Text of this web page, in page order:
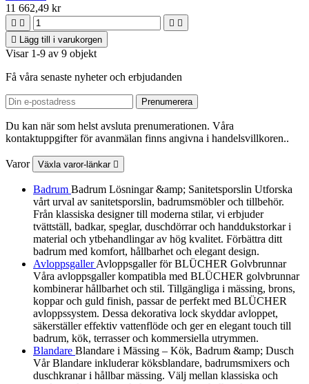
11 662,49 kr
   

Lägg till i varukorgen
Visar 1-9 av 9 objekt
Få våra senaste nyheter och erbjudanden
Du kan när som helst avsluta prenumerationen. Våra
kontaktuppgifter för avanmälan finns angivna i handelsvillkoren..
Varor Växla varor-länkar 
Badrum Badrum Lösningar &amp; Sanitetsporslin Utforska
vårt urval av sanitetsporslin, badrumsmöbler och tillbehör.
Från klassiska designer till moderna stilar, vi erbjuder
tvättställ, badkar, speglar, duschdörrar och handdukstorkar i
material och ytbehandlingar av hög kvalitet. Förbättra ditt
badrum med komfort, hållbarhet och elegant design.
AvloppsgallerAvloppsgaller för BLÜCHER Golvbrunnar
Våra avloppsgaller kompatibla med BLÜCHER golvbrunnar
kombinerar hållbarhet och stil. Tillgängliga i mässing, brons,
koppar och guld finish, passar de perfekt med BLÜCHER
avloppssystem. Dessa dekorativa lock skyddar avloppet,
säkerställer effektiv vattenflöde och ger en elegant touch till
badrum, kök, terrasser och kommersiella utrymmen.
Blandare Blandare i Mässing – Kök, Badrum &amp; Dusch
Vår Blandare inkluderar köksblandare, badrumsmixers och
duschkranar i hållbar mässing. Välj mellan klassiska och